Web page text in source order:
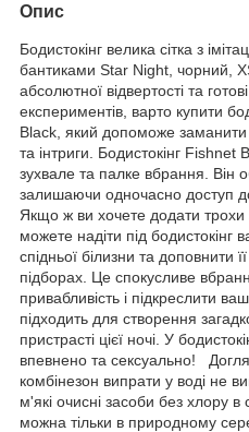
Опис
Бодистокінг велика сітка з
бантиками Star Night, чорний,
абсолютної відвертості та
експериментів, варто купити
Black, який допоможе заманити
та інтриги. Бодистокінг
зухвале та палке вбрання. Він
залишаючи одночасно доступ
Якщо ж ви хочете додати трохи
можете надіти під
спідньої білизни та доповнити
підборах. Це спокусливе
привабливість і підкреслити
підходить для створення
пристрасті цієї ночі. У
впевнено та сексуально!
комбінезон випрати у воді не
м'які очисні засоби без хлору в
можна тільки в природному